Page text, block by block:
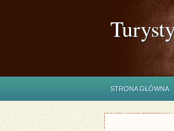
STRONA GŁÓWNA